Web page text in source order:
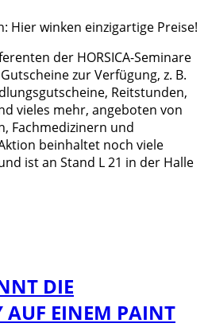
Hier winken einzigartige Preise!
der HORSICA-Seminare
zur Verfügung, z. B.
Reitstunden,
vieles mehr, angeboten von
Fachmedizinern und
beinhaltet noch viele
ist an Stand L 21 in der Halle
DIE
AUF EINEM PAINT